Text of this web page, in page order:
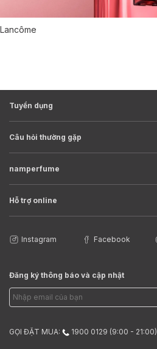
Lancôme
Tuyển dụng
Câu hỏi thường gặp
namperfume
Hỗ trợ online
Instagram Facebook
Đăng ký thông báo và cập nhật
GỌI ĐẶT MUA: 1900 0129 (9:00 - 21:00)